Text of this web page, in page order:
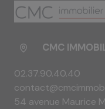
CMC
02.37.90.40.40
54 avenue Maurice